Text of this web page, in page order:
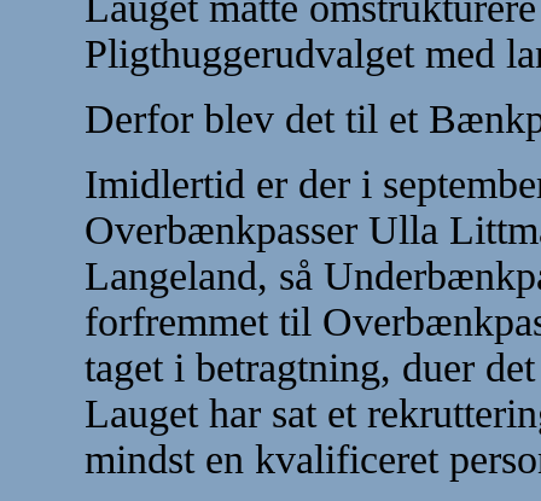
Pligthuggerudvalget med
Derfor blev det til et
Imidlertid er der i
Overbænkpasser Ulla
Langeland, så
forfremmet til
taget i betragtning, duer
Lauget har sat et
mindst en kvalificeret